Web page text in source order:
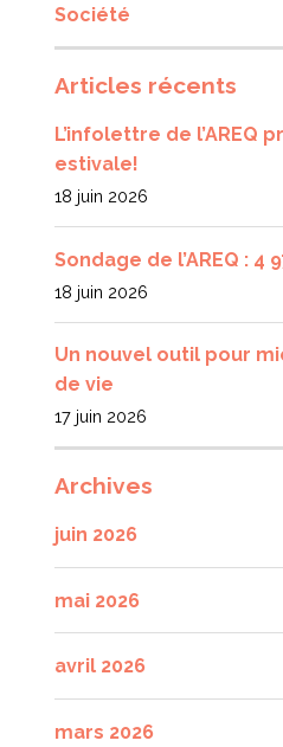
Société
Articles récents
L’infolettre de l’AREQ
estivale!
18 juin 2026
Sondage de l’AREQ : 4
18 juin 2026
Un nouvel outil pour
de vie
17 juin 2026
Archives
juin 2026
mai 2026
avril 2026
mars 2026